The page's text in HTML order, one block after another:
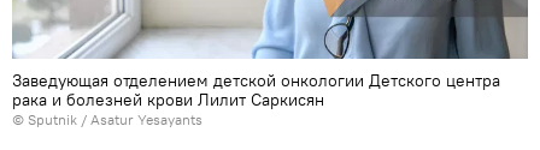
Заведующая отделением детской онкологии Детского центра
рака и болезней крови Лилит Саркисян
© Sputnik / Asatur Yesayants